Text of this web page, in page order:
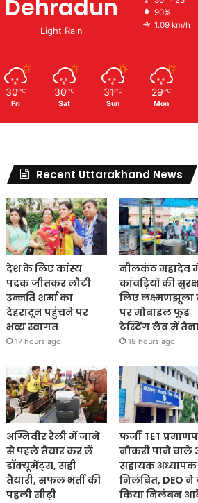
Dehradun
Light Rain
90%
1.09 km/h
30 ℃
Fri
30 ℃
Sat
31 ℃
Sun
29 ℃
Mon
Recent Uttarakhand News
देश के लिए कांस्य
पदक जीतकर लौटी
उन्नति शर्मा का
देहरादून पहुंंचने पर
भव्य स्वागत
17 hours ago
नीलकंठ महादेव
कांवड़ियों की
लिए लक्ष्मणझूला
पर मोबाइल फूड
टेस्टिंग लैब में
18 hours ago
अग्निवीर रैली में जाने
से पहले तैयार कर लें
डॉक्यूमेंट्स, सही
तैयारी, सफल भर्ती की
पहली सीढ़ी
फर्जी TET
नौकरी पाने वाले
सहायक अध्यापक
निलंबित, DEO ने
किया निलंबन